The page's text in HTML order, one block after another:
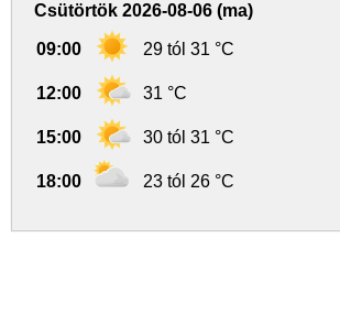
Csütörtök 2026-08-06 (ma)
09:00 29 tól 31 °C
12:00 31 °C
15:00 30 tól 31 °C
18:00 23 tól 26 °C